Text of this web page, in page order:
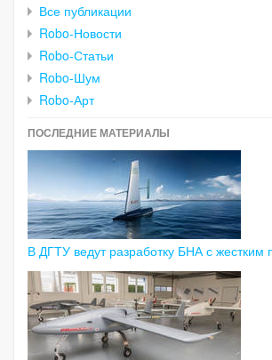
Все публикации
Robo-Новости
Robo-Статьи
Robo-Шум
Robo-Арт
ПОСЛЕДНИЕ МАТЕРИАЛЫ
В ДГТУ ведут разработку БНА с жестким